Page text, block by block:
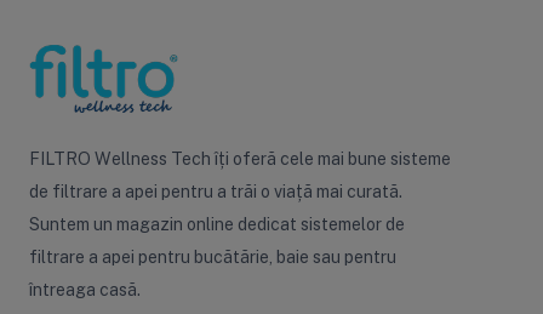
FILTRO Wellness Tech îți oferă cele mai bune sisteme
de filtrare a apei pentru a trăi o viață mai curată.
Suntem un magazin online dedicat sistemelor de
filtrare a apei pentru bucătărie, baie sau pentru
întreaga casă.